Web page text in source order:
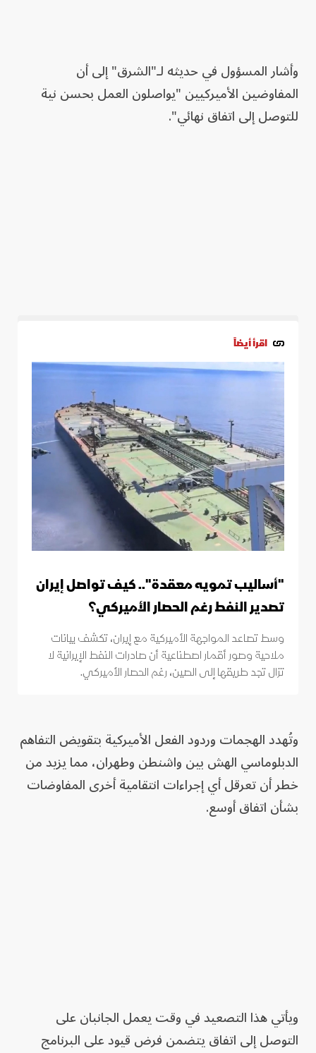
وأشار المسؤول في حديثه لـ"الشرق" إلى أن
المفاوضين الأميركيين "يواصلون العمل بحسن نية
للتوصل إلى اتفاق نهائي".
اقرأ أيضاً
"أساليب تمويه معقدة".. كيف تواصل إيران
تصدير النفط رغم الحصار الأميركي؟
وسط تصاعد المواجهة الأميركية مع إيران، تكشف بيانات
ملاحية وصور أقمار اصطناعية أن صادرات النفط الإيرانية لا
تزال تجد طريقها إلى الصين، رغم الحصار الأميركي.
وتُهدد الهجمات وردود الفعل الأميركية بتقويض التفاهم
الدبلوماسي الهش بين واشنطن وطهران، مما يزيد من
خطر أن تعرقل أي إجراءات انتقامية أخرى المفاوضات
بشأن اتفاق أوسع.
ويأتي هذا التصعيد في وقت يعمل الجانبان على
التوصل إلى اتفاق يتضمن فرض قيود على البرنامج